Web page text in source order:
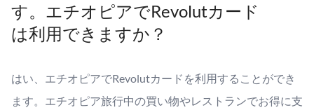
す。エチオピアでRevolutカード
は利用できますか？
はい、エチオピアでRevolutカードを利用することができ
ます。エチオピア旅行中の買い物やレストランでお得に支